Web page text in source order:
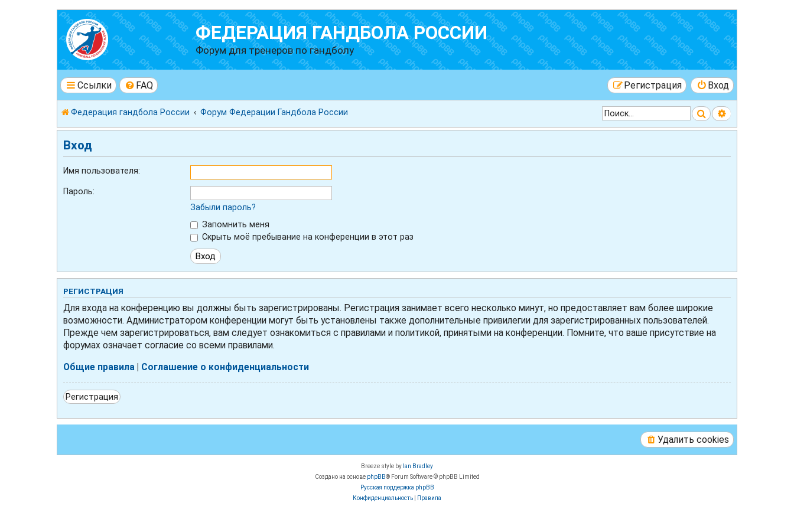
ФЕДЕРАЦИЯ ГАНДБОЛА РОССИИ
Форум для тренеров по гандболу
Ссылки FAQ Вход
Регистрация
Федерация гандбола России Форум Федерации Гандбола России ПоискРасширенный
Вход
Имя пользователя:
Пароль:
Забыли пароль?
Запомнить меня
Скрыть моё пребывание на конференции в этот раз
РЕГИСТРАЦИЯ
Для входа на конференцию вы должны быть зарегистрированы. Регистрация занимает всего несколько минут, но предоставляет вам более широкие
возможности. Администратором конференции могут быть установлены также дополнительные привилегии для зарегистрированных пользователей.
Прежде чем зарегистрироваться, вам следует ознакомиться с правилами и политикой, принятыми на конференции. Помните, что ваше присутствие на
форумах означает согласие со всеми правилами.
Общие правила Соглашение о конфиденциальности
Регистрация
Удалить cookies
Breeze style by Ian Bradley
Создано на основе phpBB® Forum Software © phpBB Limited
Русская поддержка phpBB
Конфиденциальность
Правила